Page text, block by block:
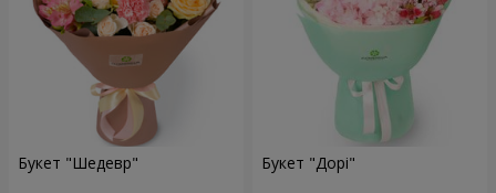
Букет "Шедевр" Букет "Дорі"